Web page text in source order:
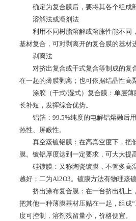
确定为复合膜后，要将其各个组成部
溶解法或溶剂法
利用不同树脂溶解或溶胀性能不同，
基材复合，可对剥离开的复合膜的基材
剥离法
对挤出复合或干式复合等制成的复合
在一起的薄膜剥离；也可依据结晶性高
涂胶（干式/湿式）复合膜：单层薄
长补短，发挥综合优势。
铝箔：99.5%纯度的电解铝熔融后用
热性、屏蔽性。
真空蒸镀铝膜：在高真空度下，把低
膜。镀铝厚度达到一定要求，可大大
硅镀膜：又称陶瓷镀膜，不管多高温
越好；二为Al2O3。镀膜方法有物理蒸
挤出涂布复合膜：在一台挤出机上，
把其他一种薄膜基材压贴在一起，组成
度可控制，溶剂残留量小，价格便宜。